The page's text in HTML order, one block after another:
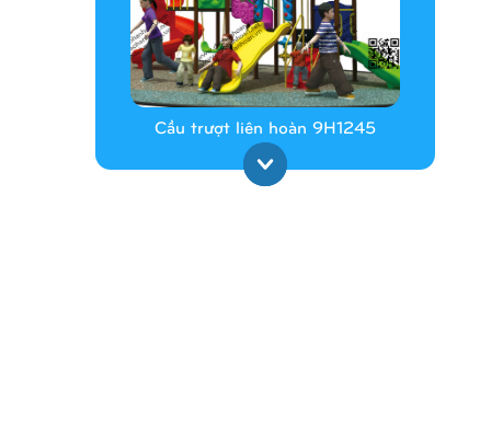
Cầu trượt liên hoàn 9H1245